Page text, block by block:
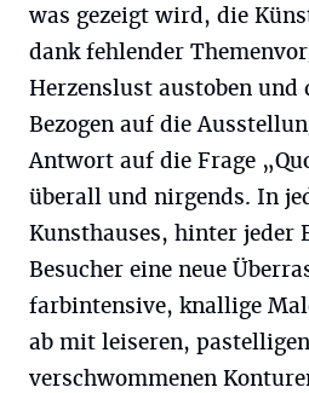
was gezeigt wird, die
dank fehlender
Herzenslust austoben und
Bezogen auf die
Antwort auf die Frage
überall und nirgends. In
Kunsthauses, hinter jeder
Besucher eine neue
farbintensive, knallige
ab mit leiseren,
verschwommenen